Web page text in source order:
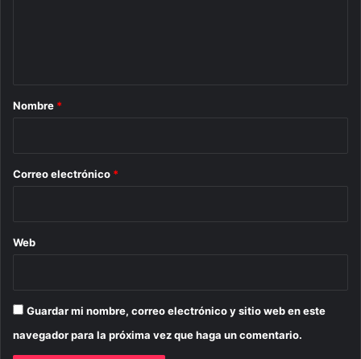
r
*
Nombre *
Correo electrónico *
Web
Guardar mi nombre, correo electrónico y sitio web en este
navegador para la próxima vez que haga un comentario.